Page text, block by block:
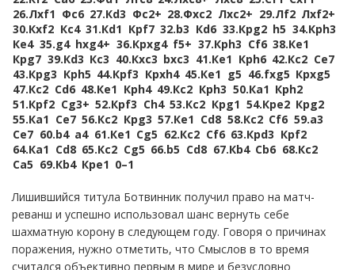
26.Лxf1 Фc6 27.Кd3 Фc2+ 28.Фxc2 Лxc2+ 29.Лf2 Лxf2+
30.Кxf2 Кc4 31.Кd1 Крf7 32.b3 Кd6 33.Крg2 h5 34.Крh3
Кe4 35.g4 hxg4+ 36.Крxg4 f5+ 37.Крh3 Сf6 38.Кe1
Крg7 39.Кd3 Кc3 40.Кxc3 bxc3 41.Кe1 Крh6 42.Кc2 Сe7
43.Крg3 Крh5 44.Крf3 Крxh4 45.Кe1 g5 46.fxg5 Крxg5
47.Кc2 Сd6 48.Кe1 Крh4 49.Кc2 Крh3 50.Кa1 Крh2
51.Крf2 Сg3+ 52.Крf3 Сh4 53.Кc2 Крg1 54.Крe2 Крg2
55.Кa1 Сe7 56.Кc2 Крg3 57.Кe1 Сd8 58.Кc2 Сf6 59.a3
Сe7 60.b4 a4 61.Кe1 Сg5 62.Кc2 Сf6 63.Крd3 Крf2
64.Кa1 Сd8 65.Кc2 Сg5 66.b5 Сd8 67.Кb4 Сb6 68.Кc2
Сa5 69.Кb4 Крe1 0–1
Лишившийся титула Ботвинник получил право на матч-
реванш и успешно использовал шанс вернуть себе
шахматную корону в следующем году. Говоря о причинах
поражения, нужно отметить, что Смыслов в то время
считался объективно первым в мире и безусловно